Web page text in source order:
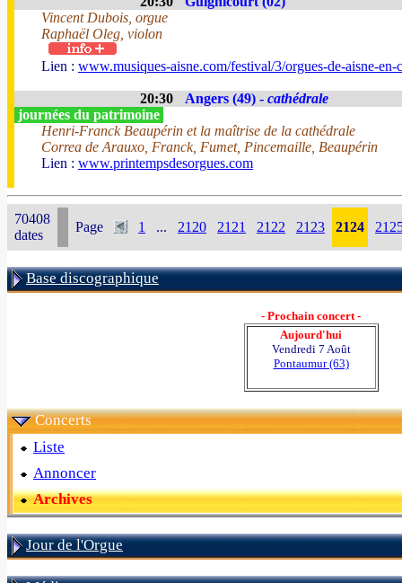
Vincent Dubois, orgue
Raphaël Oleg, violon
Lien : www.musiques-aisne.com/festival/3/orgues-de-aisne-en-
20:30 Angers (49) - cathédrale
journées du patrimoine
Henri-Franck Beaupérin et la maîtrise de la cathédrale
Correa de Arauxo, Franck, Fumet, Pincemaille, Beaupérin
Lien : www.printempsdesorgues.com
70408
dates
Page 1 ... 2120 2121 2122 2123 2124
Base discographique
- Prochain concert -
Aujourd'hui
Vendredi 7 Août
Pontaumur (63)
Concerts
Liste
Annoncer
Archives
Jour de l'Orgue